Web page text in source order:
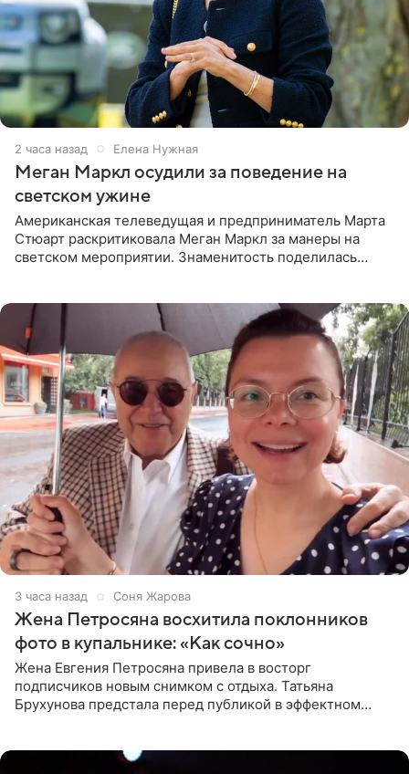
2 часа назад Елена Нужная
Меган Маркл осудили за поведение на
светском ужине
Американская телеведущая и предприниматель Марта
Стюарт раскритиковала Меган Маркл за манеры на
светском мероприятии. Знаменитость поделилась
3 часа назад Соня Жарова
Жена Петросяна восхитила поклонников
фото в купальнике: «Как сочно»
Жена Евгения Петросяна привела в восторг
подписчиков новым снимком с отдыха. Татьяна
Брухунова предстала перед публикой в эффектном